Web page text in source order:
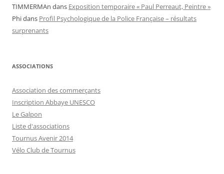
TIMMERMAn dans Exposition temporaire « Paul Perreaut, Peintre »
Phidans Profil Psychologique de la Police Française – résultats
surprenants
ASSOCIATIONS
Association des commerçants
Inscription Abbaye UNESCO
Le Galpon
Liste d'associations
Tournus Avenir 2014
Vélo Club de Tournus